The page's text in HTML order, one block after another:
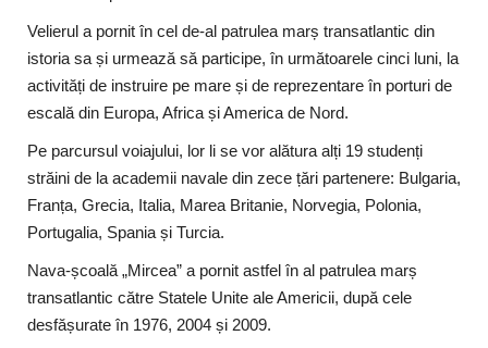
Velierul a pornit în cel de-al patrulea marș transatlantic din
istoria sa și urmează să participe, în următoarele cinci luni, la
activități de instruire pe mare și de reprezentare în porturi de
escală din Europa, Africa și America de Nord.
Pe parcursul voiajului, lor li se vor alătura alți 19 studenți
străini de la academii navale din zece țări partenere: Bulgaria,
Franța, Grecia, Italia, Marea Britanie, Norvegia, Polonia,
Portugalia, Spania și Turcia.
Nava-școală „Mircea” a pornit astfel în al patrulea marș
transatlantic către Statele Unite ale Americii, după cele
desfășurate în 1976, 2004 și 2009.